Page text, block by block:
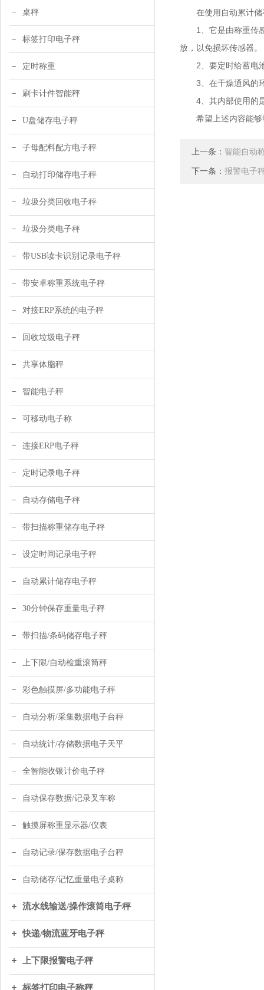
桌秤
标签打印电子秤
定时称重
刷卡计件智能秤
U盘储存电子秤
子母配料配方电子秤
自动打印储存电子秤
垃圾分类回收电子秤
垃圾分类电子秤
带USB读卡识别记录电子秤
带安卓称重系统电子秤
对接ERP系统的电子秤
回收垃圾电子秤
共享体脂秤
智能电子秤
可移动电子称
连接ERP电子秤
定时记录电子秤
自动存储电子秤
带扫描称重储存电子秤
设定时间记录电子秤
自动累计储存电子秤
30分钟保存重量电子秤
带扫描/条码储存电子秤
上下限/自动检重滚筒秤
彩色触摸屏/多功能电子秤
自动分析/采集数据电子台秤
自动统计/存储数据电子天平
全智能收银计价电子秤
自动保存数据/记录叉车称
触摸屏称重显示器/仪表
自动记录/保存数据电子台秤
自动储存/记忆重量电子桌称
流水线输送/操作滚筒电子秤
快递/物流蓝牙电子秤
上下限报警电子秤
标签打印电子称秤
在使用自动累计储
1、它是由称重传感
放，以免损坏传感器。
2、要定时给蓄电池
3、在干燥通风的环
4、其内部使用的是
希望上述内容能够
上一条： 智能自动
下一条： 报警电子